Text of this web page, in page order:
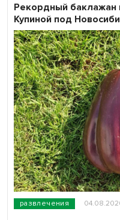
развлечения
Рекордный баклажан
Купиной под